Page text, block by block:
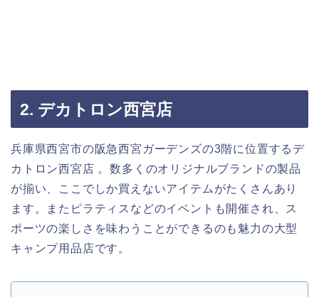
2. デカトロン西宮店
兵庫県西宮市の阪急西宮ガーデンズの3階に位置するデ
カトロン西宮店 。数多くのオリジナルブランドの製品
が揃い、ここでしか買えないアイテムがたくさんあり
ます。またピラティスなどのイベントも開催され、ス
ポーツの楽しさを味わうことができるのも魅力の大型
キャンプ用品店です。